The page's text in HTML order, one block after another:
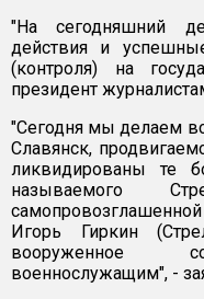
"На сегодняшний
действия и
(контроля) на
президент
"Сегодня мы делаем
Славянск,
ликвидированы те
называемого
Игорь Гиркин
вооруженное
военнослужащим", -